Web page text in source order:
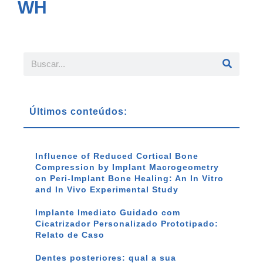
WH
Últimos conteúdos:
Influence of Reduced Cortical Bone
Compression by Implant Macrogeometry
on Peri-Implant Bone Healing: An In Vitro
and In Vivo Experimental Study
Implante Imediato Guidado com
Cicatrizador Personalizado Prototipado:
Relato de Caso
Dentes posteriores: qual a sua